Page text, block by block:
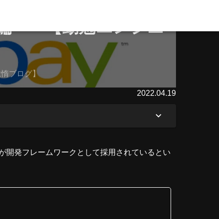
〜 【勤勉エンジニ
ブログ】
2022.04.19
開発フレームワークとして採用されているとい